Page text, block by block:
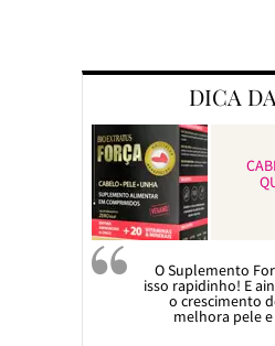
DICA
O Suplemento
isso rapidinho! E
o crescimento
melhora pele